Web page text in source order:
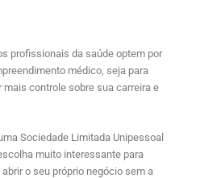
profissionais da saúde optem por
médico, seja para
mais controle sobre sua carreira e
Sociedade Limitada Unipessoal
muito interessante para
o seu próprio negócio sem a